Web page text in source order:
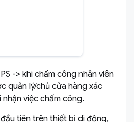
-> khi chấm công nhân viên
quản lý/chủ cửa hàng xác
việc chấm công.
tiên trên thiết bị di động,